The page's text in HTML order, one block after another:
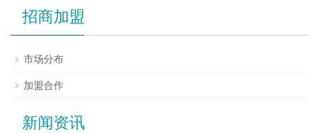
招商加盟
市场分布
加盟合作
新闻资讯